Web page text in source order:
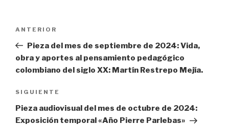
entradas
Entrada
anterior:
ANTERIOR
Pieza del mes de septiembre de 2024: Vida,
obra y aportes al pensamiento pedagógico
colombiano del siglo XX: Martín Restrepo Mejía.
Siguiente
entrada
SIGUIENTE
Pieza audiovisual del mes de octubre de 2024:
Exposición temporal «Año Pierre Parlebas»